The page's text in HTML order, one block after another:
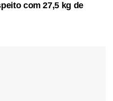
com 27,5 kg de